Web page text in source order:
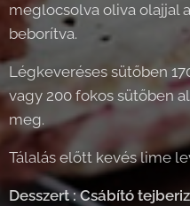
meglocsolva oliva olajjal
beborítva.
Légkeveréses sütőben
vagy 200 fokos sütőben
meg.
Tálalás előtt kevés lime
Desszert : Csábító